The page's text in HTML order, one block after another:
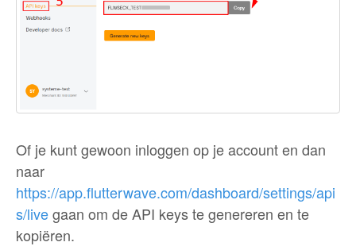
Of je kunt gewoon inloggen op je account en dan
naar
https://app.flutterwave.com/dashboard/settings/api
s/livegaan om de API keys te genereren en te
kopiëren.